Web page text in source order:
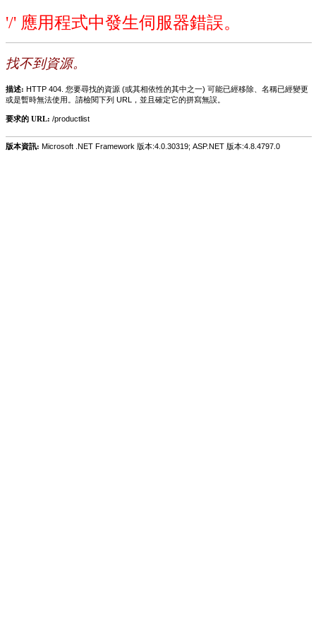
'/' 應用程式中發生伺服器錯誤。
找不到資源。
描述: HTTP 404. 您要尋找的資源 (或其相依性的其中之一) 可能已經移除、名稱已經變更
或是暫時無法使用。請檢閱下列 URL，並且確定它的拼寫無誤。
要求的 URL: /productlist
版本資訊: Microsoft .NET Framework 版本:4.0.30319; ASP.NET 版本:4.8.4797.0